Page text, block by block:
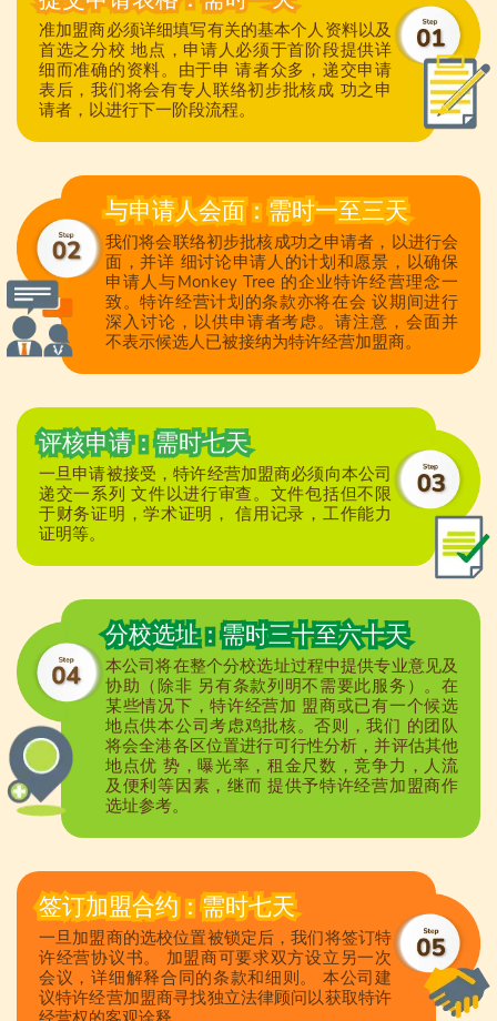
准加盟商必须详细填写有关的基本个人资料以及
首选之分校 地点，申请人必须于首阶段提供详
细而准确的资料。由于申 请者众多，递交申请
表后，我们将会有专人联络初步批核成 功之申
请者，以进行下一阶段流程。
与申请人会面：需时一至三天
我们将会联络初步批核成功之申请者，以进行会
面，并详 细讨论申请人的计划和愿景，以确保
申请人与Monkey Tree 的企业特许经营理念一
致。特许经营计划的条款亦将在会 议期间进行
深入讨论，以供申请者考虑。请注意，会面并
不表示候选人已被接纳为特许经营加盟商。
评核申请：需时七天
一旦申请被接受，特许经营加盟商必须向本公司
递交一系列 文件以进行审查。文件包括但不限
于财务证明，学术证明， 信用记录，工作能力
证明等。
分校选址：需时三十至六十天
本公司将在整个分校选址过程中提供专业意见及
协助（除非 另有条款列明不需要此服务）。在
某些情况下，特许经营加 盟商或已有一个候选
地点供本公司考虑鸡批核。否则，我们 的团队
将会全港各区位置进行可行性分析，并评估其他
地点优 势，曝光率，租金尺数，竞争力，人流
及便利等因素，继而 提供予特许经营加盟商作
选址参考。
签订加盟合约：需时七天
一旦加盟商的选校位置被锁定后，我们将签订特
许经营协议书。 加盟商可要求双方设立另一次
会议，详细解释合同的条款和细则。 本公司建
议特许经营加盟商寻找独立法律顾问以获取特许